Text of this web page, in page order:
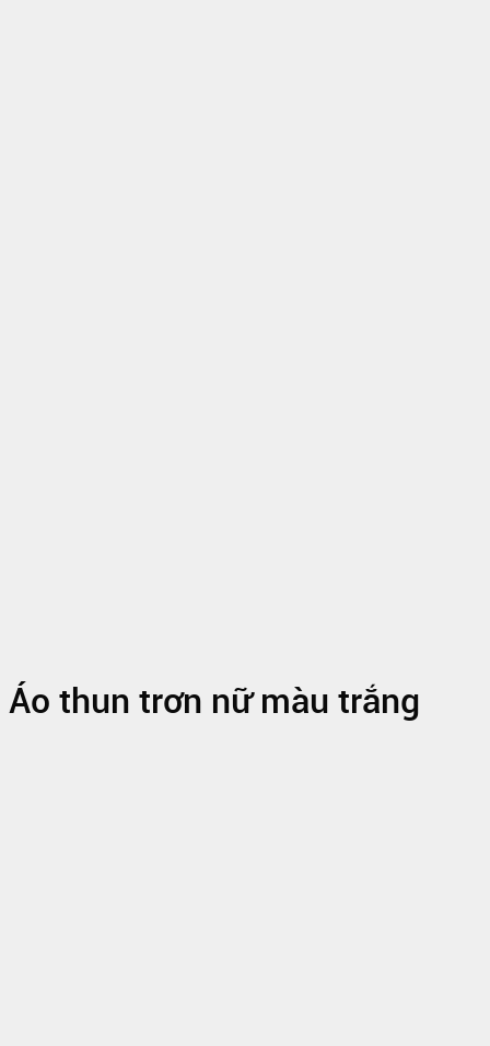
Áo thun trơn nữ màu trắng